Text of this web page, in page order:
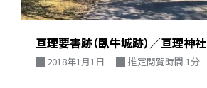
亘理要害跡（臥牛城跡）／亘理神社
2018年1月1日 推定閲覧時間 1分